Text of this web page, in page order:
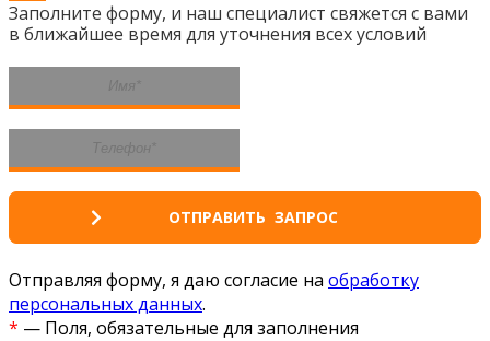
Заполните форму, и наш специалист свяжется с вами
в ближайшее время для уточнения всех условий
Отправляя форму, я даю согласие на обработку
персональных данных.
* — Поля, обязательные для заполнения